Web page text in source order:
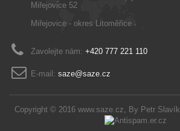
Copyright © 2016 www.saze.cz, By Petr Slavík
Miřejovice 52
Miřejovice - okres Litoměřice
Zavolejte nám: +420 777 221 110
E-mail: saze@saze.cz